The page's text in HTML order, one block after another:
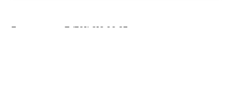
Доставка: т.+7 (391) 212 99 23